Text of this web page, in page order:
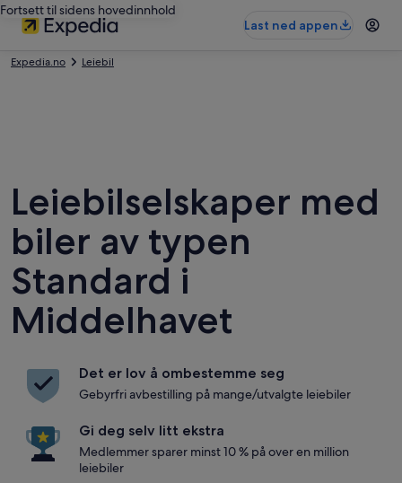
Fortsett til sidens hovedinnhold
Last ned appen
Expedia.no Leiebil
Leiebilselskaper med
biler av typen
Standard i
Middelhavet
Det er lov å ombestemme seg
Gebyrfri avbestilling på mange/utvalgte leiebiler
Gi deg selv litt ekstra
Medlemmer sparer minst 10 % på over en million
leiebiler